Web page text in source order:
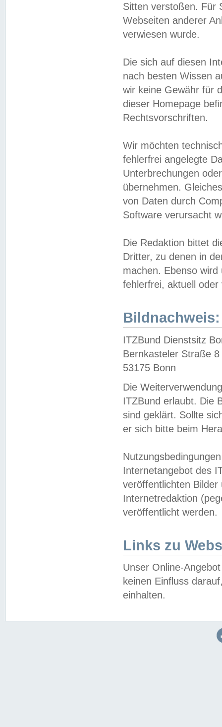
Sitten verstoßen. Für
Webseiten anderer
verwiesen wurde.
Die sich auf diesen
nach besten Wissen
wir keine Gewähr für
dieser Homepage
Rechtsvorschriften.
Wir möchten
fehlerfrei angelegte
Unterbrechungen
übernehmen.
von Daten durch
Software verursacht
Die Redaktion bittet
Dritter, zu denen in
machen. Ebenso
fehlerfrei, aktuell oder
Bildnachweis:
ITZBund Dienstsitz
Bernkasteler Straße 8
53175 Bonn
Die
ITZBund erlaubt. Die
sind geklärt. Sollte
er sich bitte beim
Internetangebot des
veröffentlichten
Internetredaktion
veröffentlicht werden.
Links zu
Unser Online-
keinen Einfluss
einhalten.